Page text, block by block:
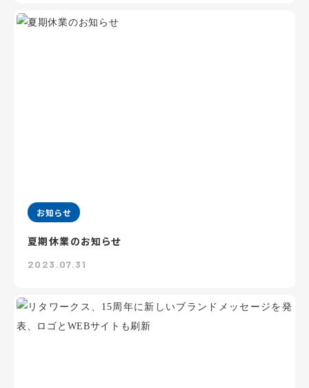
お知らせ
夏期休業のお知らせ
2023.07.31